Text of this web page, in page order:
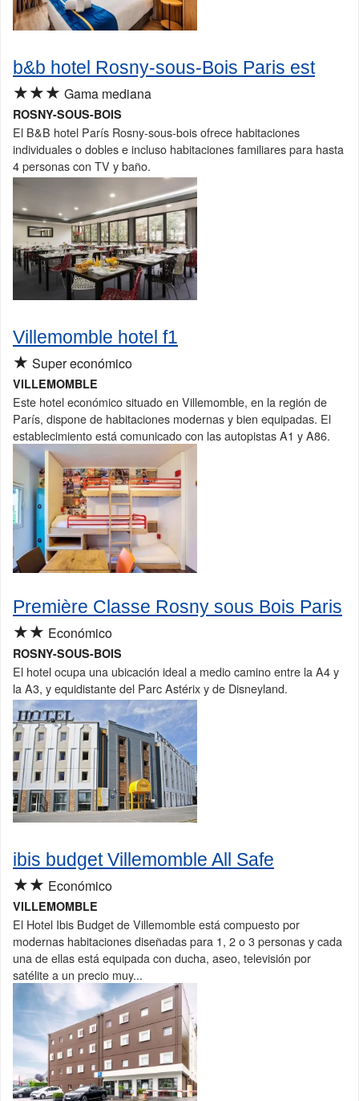
b&b hotel Rosny-sous-Bois Paris est
★★★ Gama mediana
ROSNY-SOUS-BOIS
El B&B hotel París Rosny-sous-bois ofrece habitaciones
individuales o dobles e incluso habitaciones familiares para hasta
4 personas con TV y baño.
Villemomble hotel f1
★ Super económico
VILLEMOMBLE
Este hotel económico situado en Villemomble, en la región de
París, dispone de habitaciones modernas y bien equipadas. El
establecimiento está comunicado con las autopistas A1 y A86.
Première Classe Rosny sous Bois Paris
★★ Económico
ROSNY-SOUS-BOIS
El hotel ocupa una ubicación ideal a medio camino entre la A4 y
la A3, y equidistante del Parc Astérix y de Disneyland.
ibis budget Villemomble All Safe
★★ Económico
VILLEMOMBLE
El Hotel Ibis Budget de Villemomble está compuesto por
modernas habitaciones diseñadas para 1, 2 o 3 personas y cada
una de ellas está equipada con ducha, aseo, televisión por
satélite a un precio muy...